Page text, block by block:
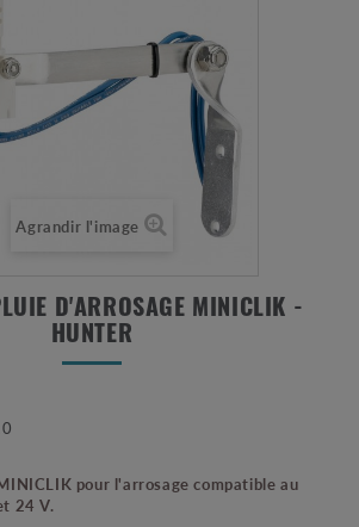
Agrandir l'image
D'ARROSAGE MINICLIK -
HUNTER
pour l'arrosage compatible au
24 V.